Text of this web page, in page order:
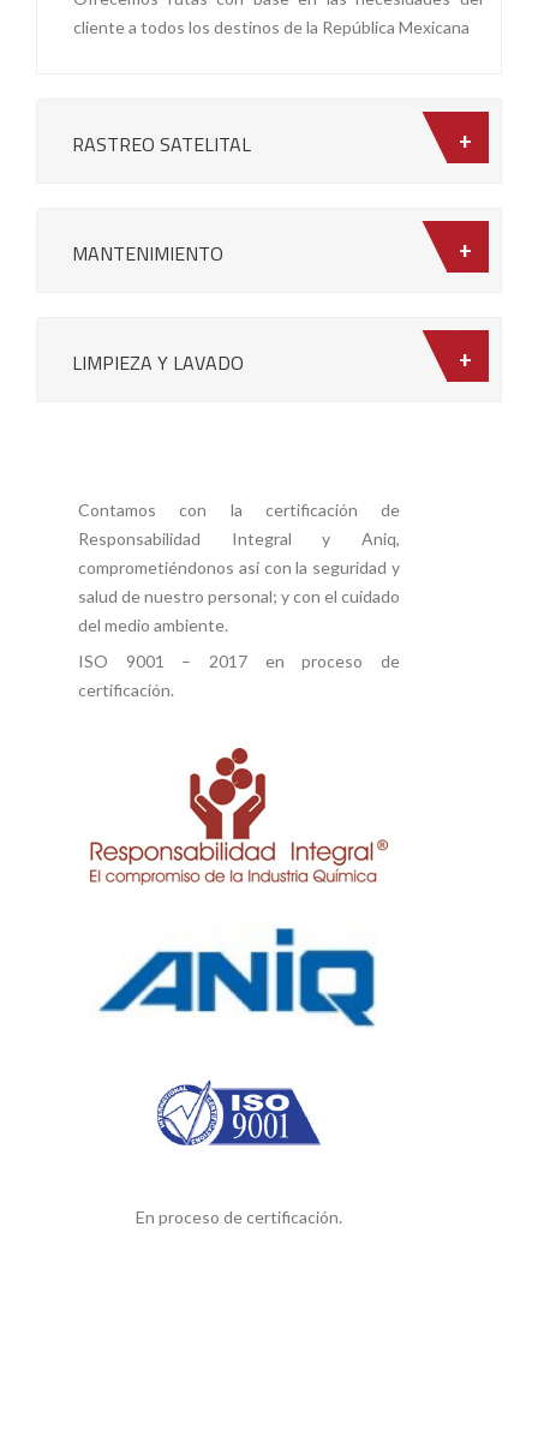
cliente a todos los destinos de la República Mexicana
RASTREO SATELITAL
MANTENIMIENTO
LIMPIEZA Y LAVADO
Contamos con la certificación de
Responsabilidad Integral y Aniq,
comprometiéndonos así con la seguridad y
salud de nuestro personal; y con el cuidado
del medio ambiente.
ISO 9001 – 2017 en proceso de
certificación.
En proceso de certificación.